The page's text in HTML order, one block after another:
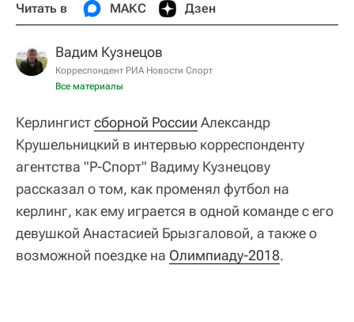
Читать в МАКС Дзен
Вадим Кузнецов
Корреспондент РИА Новости Спорт
Все материалы
Керлингистсборной России Александр
Крушельницкий в интервью корреспонденту
агентства "Р-Спорт" Вадиму Кузнецову
рассказал о том, как променял футбол на
керлинг, как ему играется в одной команде с его
девушкой Анастасией Брызгаловой, а также о
возможной поездке на Олимпиаду-2018.